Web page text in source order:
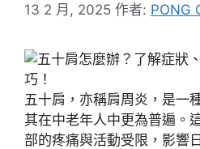
13 2 月, 2025 作者: PONG
五十肩，亦稱肩周炎，是一
其在中老年人中更為普遍。
部的疼痛與活動受限，影響